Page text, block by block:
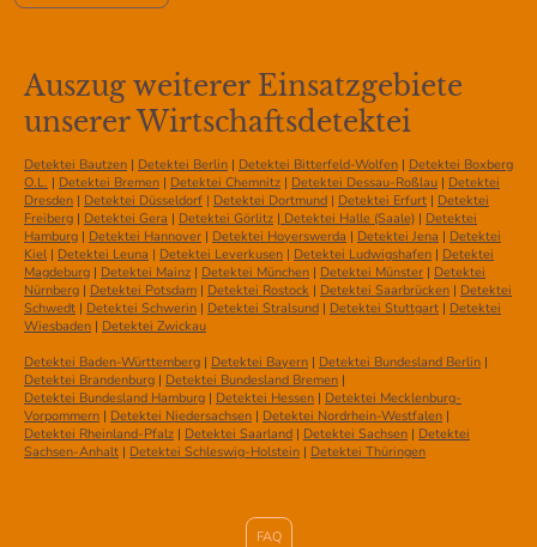
Auszug weiterer Einsatzgebiete
unserer Wirtschaftsdetektei
Detektei Bautzen | Detektei Berlin | Detektei Bitterfeld-Wolfen | Detektei Boxberg
O.L. | Detektei Bremen | Detektei Chemnitz | Detektei Dessau-Roßlau | Detektei
Dresden | Detektei Düsseldorf | Detektei Dortmund | Detektei Erfurt | Detektei
Freiberg | Detektei Gera | Detektei Görlitz | Detektei Halle (Saale) | Detektei
Hamburg | Detektei Hannover | Detektei Hoyerswerda | Detektei Jena | Detektei
Kiel | Detektei Leuna | Detektei Leverkusen | Detektei Ludwigshafen | Detektei
Magdeburg | Detektei Mainz | Detektei München | Detektei Münster | Detektei
Nürnberg | Detektei Potsdam | Detektei Rostock | Detektei Saarbrücken | Detektei
Schwedt | Detektei Schwerin | Detektei Stralsund | Detektei Stuttgart | Detektei
Wiesbaden | Detektei Zwickau
Detektei Baden-Württemberg | Detektei Bayern | Detektei Bundesland Berlin |
Detektei Brandenburg | Detektei Bundesland Bremen |
Detektei Bundesland Hamburg | Detektei Hessen | Detektei Mecklenburg-
Vorpommern | Detektei Niedersachsen | Detektei Nordrhein-Westfalen |
Detektei Rheinland-Pfalz | Detektei Saarland | Detektei Sachsen | Detektei
Sachsen-Anhalt | Detektei Schleswig-Holstein | Detektei Thüringen
FAQ